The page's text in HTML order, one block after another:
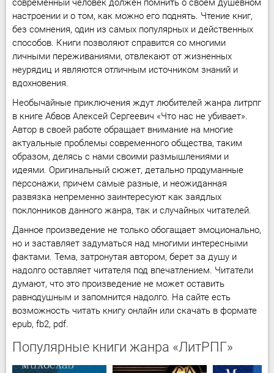
современный человек должен помнить о своём душевном
настроении и о том, как можно его поднять. Чтение книг,
без сомнения, один из самых популярных и действенных
способов. Книги позволяют справится со многими
личными переживаниями, отвлекают от жизненных
неурядиц и являются отличным источником знаний и
вдохновения.
Необычайные приключения ждут любителей жанра литрпг
в книге Абвов Алексей Сергеевич «Что нас не убивает».
Автор в своей работе обращает внимание на многие
актуальные проблемы современного общества, таким
образом, делясь с нами своими размышлениями и
идеями. Оригинальный сюжет, детально продуманные
персонажи, причем самые разные, и неожиданная
развязка непременно заинтересуют как заядлых
поклонников данного жанра, так и случайных читателей.
Данное произведение не только обогащает эмоционально,
но и заставляет задуматься над многими интересными
фактами. Тема, затронутая автором, берет за душу и
надолго оставляет читателя под впечатлением. Читатели
думают, что это произведение не может оставить
равнодушным и запомнится надолго. На сайте есть
возможность читать книгу онлайн или скачать в формате
epub, fb2, pdf.
Популярные книги жанра «ЛитРПГ»